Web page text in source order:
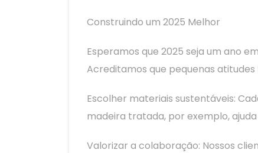
Construindo um 2025 Melhor
Esperamos que 2025 seja um ano
Acreditamos que pequenas
Escolher materiais sustentáveis:
madeira tratada, por exemplo,
Valorizar a colaboração: Nossos